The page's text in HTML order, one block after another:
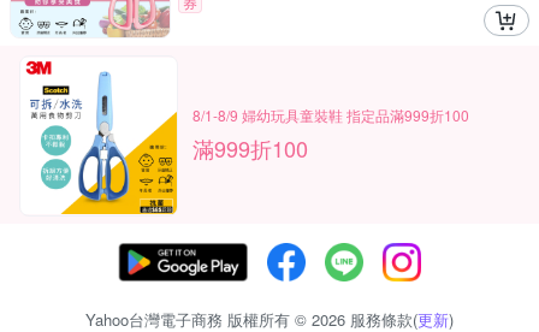
8/1-8/9 婦幼玩具童裝鞋 指定品滿999折100
滿999折100
Yahoo台灣電子商務 版權所有 © 2026 服務條款(更新)